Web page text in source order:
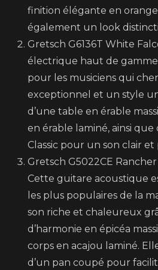
finition élégante en
également un look
Gretsch G6136T White
électrique haut de
pour les musiciens qui
exceptionnel et un style
d’une table en érable
en érable laminé, ainsi que
Classic pour un son clair et
Gretsch G5022CE
Cette guitare acoustique
les plus populaires de la
son riche et chaleureux
d’harmonie en épicéa
corps en acajou laminé.
d’un pan coupé pour